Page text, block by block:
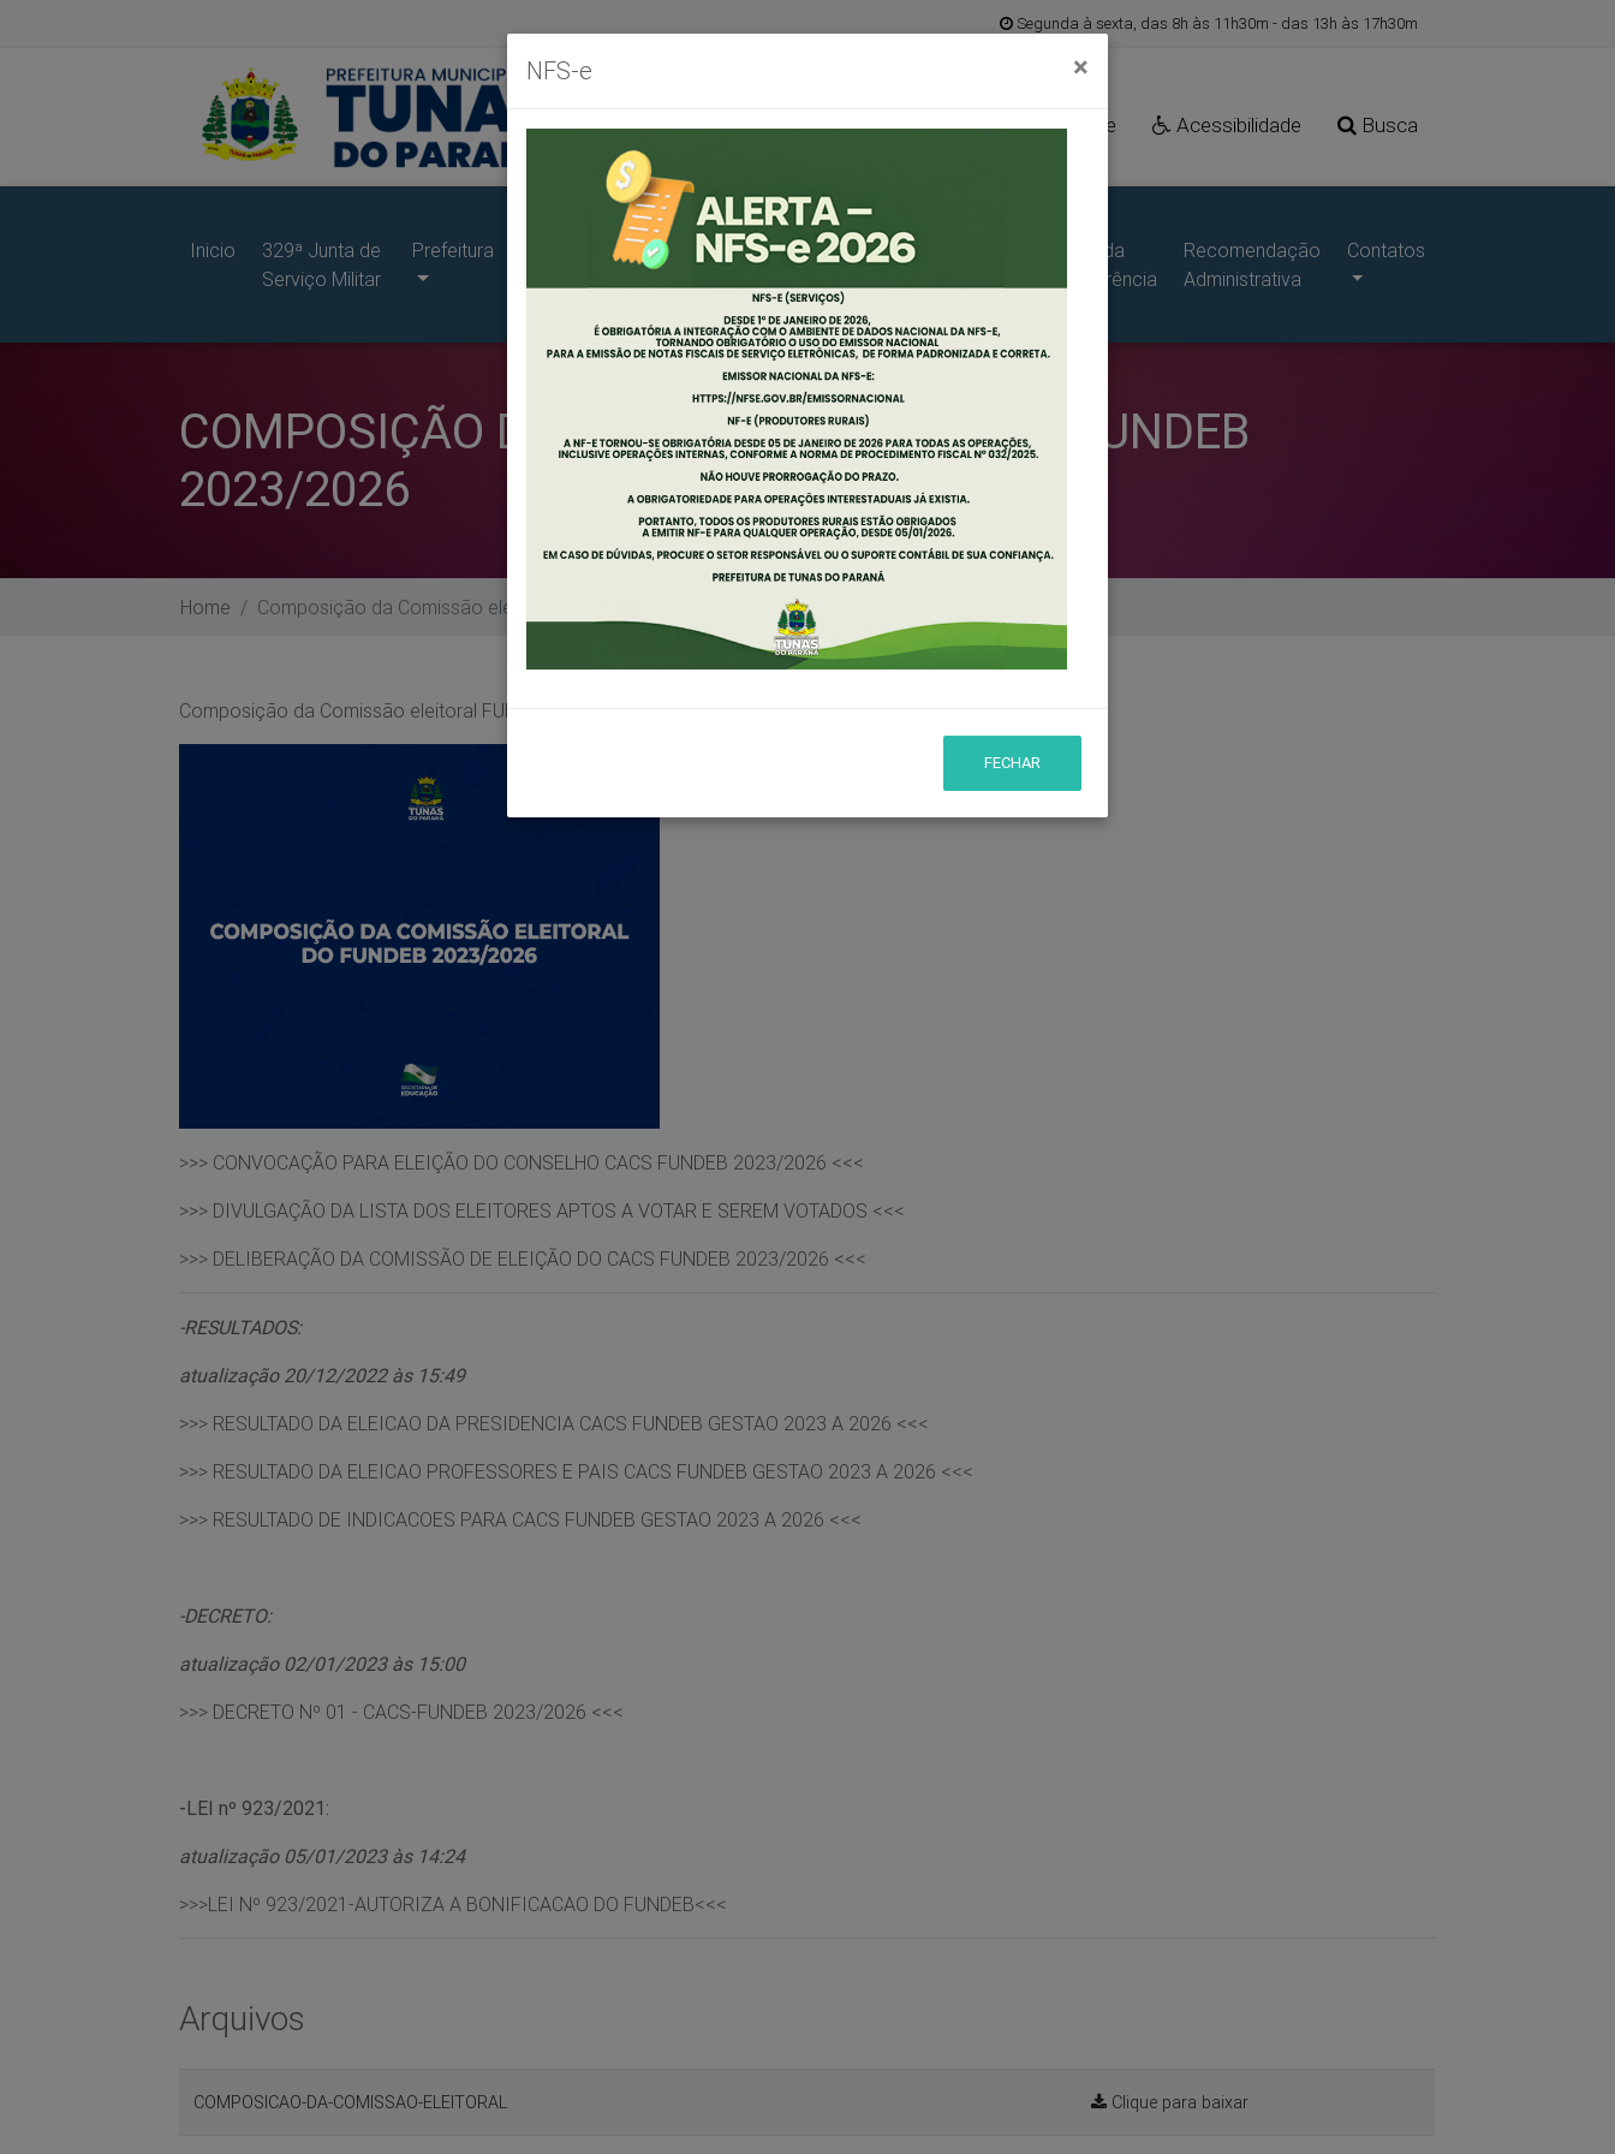
Segunda à sexta, das 8h às 11h30m - das 13h às 17h30m
Busca
Acessibilidade
Mapa do Site
Ouvidoria
Inicio
329ª Junta de
Serviço Militar
Prefeitura Concursos Empresas Servidor
Portais da
Transparência
Recomendação
Administrativa
Contatos
COMPOSIÇÃO DA COMISSÃO ELEITORAL FUNDEB
2023/2026
Home Composição da Comissão eleitoral FUNDEB 2023/2026
Composição da Comissão eleitoral FUNDEB 2023/2026
>>> CONVOCAÇÃO PARA ELEIÇÃO DO CONSELHO CACS FUNDEB 2023/2026 <<<
>>> DIVULGAÇÃO DA LISTA DOS ELEITORES APTOS A VOTAR E SEREM VOTADOS <<<
>>> DELIBERAÇÃO DA COMISSÃO DE ELEIÇÃO DO CACS FUNDEB 2023/2026 <<<
-RESULTADOS:
atualização 20/12/2022 às 15:49
>>> RESULTADO DA ELEICAO DA PRESIDENCIA CACS FUNDEB GESTAO 2023 A 2026 <<<
>>> RESULTADO DA ELEICAO PROFESSORES E PAIS CACS FUNDEB GESTAO 2023 A 2026 <<<
>>> RESULTADO DE INDICACOES PARA CACS FUNDEB GESTAO 2023 A 2026 <<<
-DECRETO:
atualização 02/01/2023 às 15:00
>>> DECRETO Nº 01 - CACS-FUNDEB 2023/2026 <<<
-LEI nº 923/2021:
atualização 05/01/2023 às 14:24
>>>LEI Nº 923/2021-AUTORIZA A BONIFICACAO DO FUNDEB<<<
Arquivos
COMPOSICAO-DA-COMISSAO-ELEITORAL Clique para baixar
NFS-e ×
FECHAR